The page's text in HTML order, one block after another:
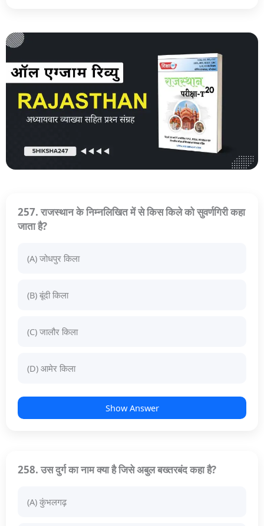
257. राजस्थान के निम्नलिखित में से किस किले को सुवर्णगिरी कहा
जाता है?
(A) जोधपुर किला
(B) बूंदी किला
(C) जालौर किला
(D) आमेर किला
Show Answer
258. उस दुर्ग का नाम क्या है जिसे अबुल बख्तरबंद कहा है?
(A) कुंभलगढ़